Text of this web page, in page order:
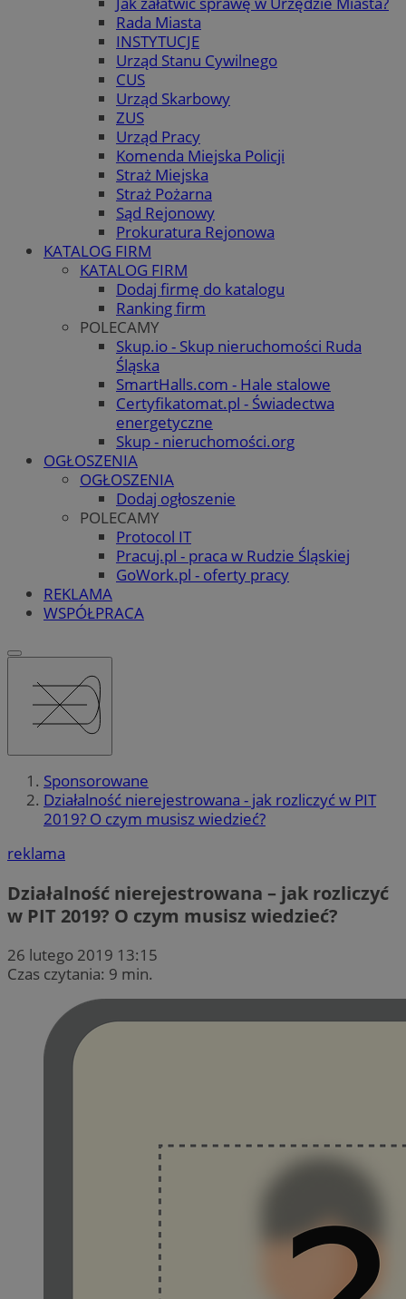
Rada Miasta
INSTYTUCJE
Urząd Stanu Cywilnego
CUS
Urząd Skarbowy
ZUS
Urząd Pracy
Komenda Miejska Policji
Straż Miejska
Straż Pożarna
Sąd Rejonowy
Prokuratura Rejonowa
KATALOG FIRM
KATALOG FIRM
Dodaj firmę do katalogu
Ranking firm
POLECAMY
Skup.io - Skup nieruchomości Ruda
Śląska
SmartHalls.com - Hale stalowe
Certyfikatomat.pl - Świadectwa
energetyczne
Skup - nieruchomości.org
OGŁOSZENIA
OGŁOSZENIA
Dodaj ogłoszenie
POLECAMY
Protocol IT
Pracuj.pl - praca w Rudzie Śląskiej
GoWork.pl - oferty pracy
REKLAMA
WSPÓŁPRACA
Sponsorowane
Działalność nierejestrowana - jak rozliczyć w PIT
2019? O czym musisz wiedzieć?
reklama
Działalność nierejestrowana – jak rozliczyć
w PIT 2019? O czym musisz wiedzieć?
26 lutego 2019 13:15
Czas czytania: 9 min.